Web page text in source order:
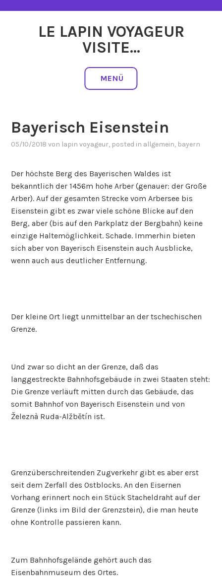
LE LAPIN VOYAGEUR
VISITE…
MENÜ
Bayerisch Eisenstein
05/10/2018 von lapin voyageur, posted in allgemein, bayern
Der höchste Berg des Bayerischen Waldes ist
bekanntlich der 1456m hohe Arber (genauer: der Große
Arber). Auf der gesamten Strecke vom Arbersee bis
Eisenstein gibt es zwar viele schöne Blicke auf den
Berg, aber (bis auf den Parkplatz der Bergbahn) keine
einzige Haltemöglichkeit. Schade. Immerhin bieten
sich aber von Bayerisch Eisenstein auch Ausblicke,
wenn auch aus deutlicher Entfernung.
Der kleine Ort liegt unmittelbar an der tschechischen
Grenze.
Und zwar so dicht an der Grenze, daß das
langgestreckte Bahnhofsgebäude in zwei Staaten steht:
Die Grenze verläuft mitten durch das Gebäude, das
somit Bahnhof von Bayerisch Eisenstein und von
Železnà Ruda-Alžbětín ist.
Grenzüberschreitenden Zugverkehr gibt es aber erst
seit dem Zerfall des Ostblocks. An den Eisernen
Vorhang erinnert noch ein Stück Stacheldraht auf der
Grenze (links im Bild der Grenzstein), die man heute
ohne Kontrolle passieren kann.
Zum Bahnhofsgelände gehört auch das
Eisenbahnmuseum des Ortes.